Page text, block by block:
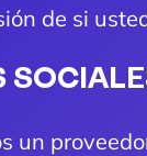
de si
un